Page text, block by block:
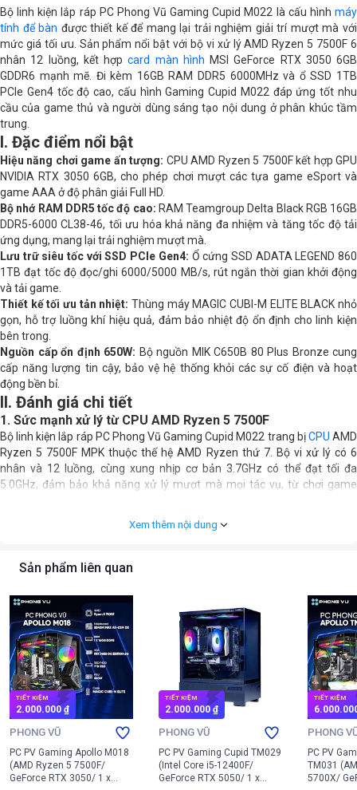
CPU
AMD 7000 series
AMD Ryzen 5 7500F ( 3.7GHz - 5.0GHz /
32MB / 6 nhân, 12 luồng )
Mainboard MSI B840M-P
RAM Team 1 x 16GB DDR5 6000MHz
VGA
Storage (SSD/HDD) Adata 1TB SSD
Cổng kết nối
1 x USB Type C , 2 x USB 3.2 , 4 x USB
2.0 , 1 x LAN 2.5Gb/s
Cổng xuất hình 2 x HDMI , 1 x DisplayPort
Hệ điều hành Free DOS
Bộ linh kiện lắp ráp PC Phong Vũ Gaming Cupid M022 là cấu hình máy
tính để bàn được thiết kế để mang lại trải nghiệm giải trí mượt mà với
mức giá tối ưu. Sản phẩm nổi bật với bộ vi xử lý AMD Ryzen 5 7500F 6
nhân 12 luồng, kết hợpcard màn hình MSI GeForce RTX 3050 6GB
GDDR6 mạnh mẽ. Đi kèm 16GB RAM DDR5 6000MHz và ổ SSD 1TB
PCIe Gen4 tốc độ cao, cấu hình Gaming Cupid M022 đáp ứng tốt nhu
cầu của game thủ và người dùng sáng tạo nội dung ở phân khúc tầm
trung.
I. Đặc điểm nổi bật
Hiệu năng chơi game ấn tượng: CPU AMD Ryzen 5 7500F kết hợp GPU
NVIDIA RTX 3050 6GB, cho phép chơi mượt các tựa game eSport và
game AAA ở độ phân giải Full HD.
Bộ nhớ RAM DDR5 tốc độ cao: RAM Teamgroup Delta Black RGB 16GB
DDR5-6000 CL38-46, tối ưu hóa khả năng đa nhiệm và tăng tốc độ tải
ứng dụng, mang lại trải nghiệm mượt mà.
Lưu trữ siêu tốc với SSD PCIe Gen4: Ổ cứng SSD ADATA LEGEND 860
1TB đạt tốc độ đọc/ghi 6000/5000 MB/s, rút ngắn thời gian khởi động
và tải game.
Thiết kế tối ưu tản nhiệt: Thùng máy MAGIC CUBI-M ELITE BLACK nhỏ
gọn, hỗ trợ luồng khí hiệu quả, đảm bảo nhiệt độ ổn định cho linh kiện
bên trong.
Nguồn cấp ổn định 650W: Bộ nguồn MIK C650B 80 Plus Bronze cung
cấp năng lượng tin cậy, bảo vệ hệ thống khỏi các sự cố điện và hoạt
động bền bỉ.
II. Đánh giá chi tiết
1. Sức mạnh xử lý từ CPU AMD Ryzen 5 7500F
Bộ linh kiện lắp ráp PC Phong Vũ Gaming Cupid M022 trang bịCPU AMD
Ryzen 5 7500F MPK thuộc thế hệ AMD Ryzen thứ 7. Bộ vi xử lý có 6
nhân và 12 luồng, cùng xung nhịp cơ bản 3.7GHz có thể đạt tối đa
5.0GHz, đảm bảo khả năng xử lý mượt mà mọi tác vụ, từ chơi game
Xem thêm nội dung
Sản phẩm liên quan
TIẾT KIỆM
2.000.000 ₫
PHONG VŨ
PC PV Gaming Apollo M018
(AMD Ryzen 5 7500F/
GeForce RTX 3050/ 1 x
TIẾT KIỆM
2.000.000 ₫
PHONG VŨ
PC PV Gaming Cupid TM029
(Intel Core i5-12400F/
GeForce RTX 5050/ 1 x
TIẾT KIỆM
PHONG
PC PV
TM031
5700X/